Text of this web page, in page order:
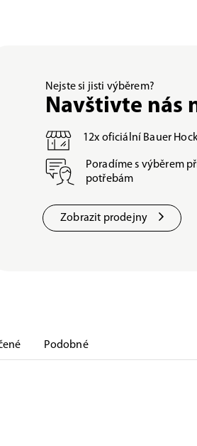
Nejste si jisti výběrem?
Navštivte nás
12x oficiální Bauer
Poradíme s výběrem
potřebám
Zobrazit prodejny
Podobné